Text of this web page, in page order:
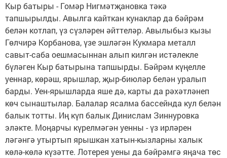
Кыр батыры - Гомәр Нигмәтҗановка тәкә
тапшырылды. Авылга кайткан кунаклар да бәйрәм
белән котлап, үз сүзләрен әйттеләр. Авылыбыз кызы
Гөлчирә Корбанова, үзе эшләгән Кукмара металл
савыт-саба оешмасыннан алып килгән истәлекле
бүләген Кыр батырына тапшырды. Бәйрәм күңелле
уеннар, көрәш, ярышлар, җыр-биюләр белән уралып
барды. Уен-ярышларда яше дә, карты да рәхәтләнеп
көч сынаштылар. Балалар ясалма бассейнда кул белән
балык тотты. Иң күп балык Динислам Зиннуровка
эләкте. Моңарчы күрелмәгән уенны - үз ирләрен
ләгәнгә утыртып ярышкан хатын-кызларны халык
көлә-көлә күзәтте. Лотерея уены да бәйрәмгә яңача төс